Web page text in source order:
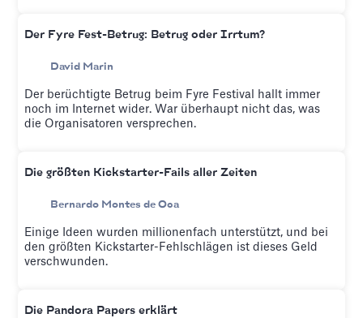
Der Fyre Fest-Betrug: Betrug oder Irrtum?
David Marin
Der berüchtigte Betrug beim Fyre Festival hallt immer
noch im Internet wider. War überhaupt nicht das, was
die Organisatoren versprechen.
Die größten Kickstarter-Fails aller Zeiten
Bernardo Montes de Oca
Einige Ideen wurden millionenfach unterstützt, und bei
den größten Kickstarter-Fehlschlägen ist dieses Geld
verschwunden.
Die Pandora Papers erklärt